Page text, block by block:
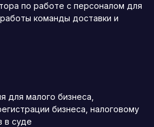
по работе с персоналом для
команды доставки и
для малого бизнеса,
бизнеса, налоговому
в суде